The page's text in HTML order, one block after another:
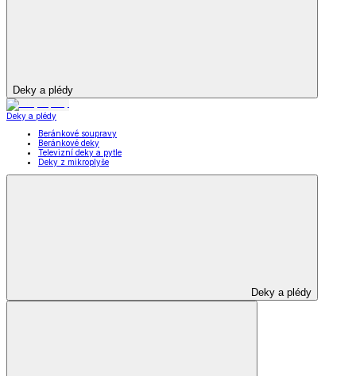
Deky a plédy
Deky a plédy
Beránkové soupravy
Beránkové deky
Televizní deky a pytle
Deky z mikroplyše
Deky a plédy